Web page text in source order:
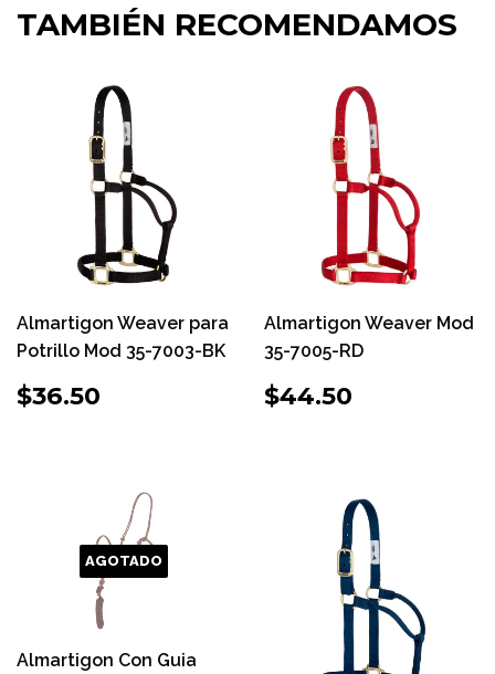
TAMBIÉN RECOMENDAMOS
Almartigon Weaver para
Potrillo Mod 35-7003-BK
PRECIO
HABITUAL
$36.50
Almartigon Weaver Mod
35-7005-RD
PRECIO
HABITUAL
$44.50
AGOTADO
Almartigon Con Guia